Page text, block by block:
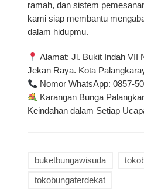
ramah, dan sistem
kami siap membantu
dalam hidupmu.
Alamat: Jl. Bukit Indah VII
Jekan Raya. Kota
Nomor WhatsApp: 0857-
Karangan Bunga
Keindahan dalam Setiap
buketbungawisuda
tokobungaterdekat